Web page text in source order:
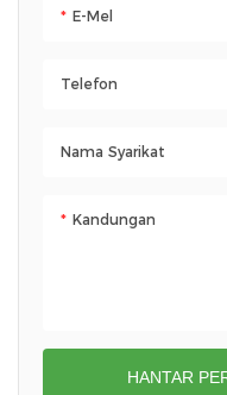
E-Mel
Telefon
Nama Syarikat
Kandungan
HANTAR